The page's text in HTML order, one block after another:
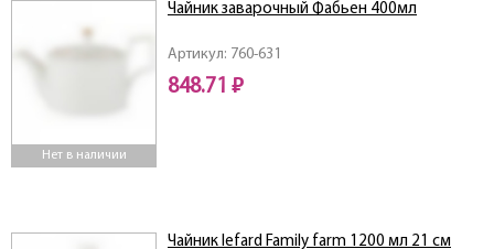
Нет в наличии
Артикул: 760-631
Чайник заварочный Фабьен 400мл
848.71 ₽
Чайник lefard Family farm 1200 мл 21 см